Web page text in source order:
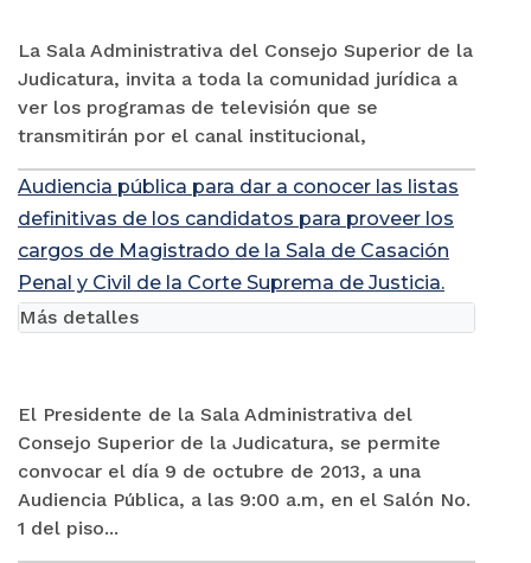
La Sala Administrativa del Consejo Superior de la
Judicatura, invita a toda la comunidad jurídica a
ver los programas de televisión que se
transmitirán por el canal institucional,
Audiencia pública para dar a conocer las listas
definitivas de los candidatos para proveer los
cargos de Magistrado de la Sala de Casación
Penal y Civil de la Corte Suprema de Justicia.
El Presidente de la Sala Administrativa del
Consejo Superior de la Judicatura, se permite
convocar el día 9 de octubre de 2013, a una
Audiencia Pública, a las 9:00 a.m, en el Salón No.
1 del piso...
Más detalles